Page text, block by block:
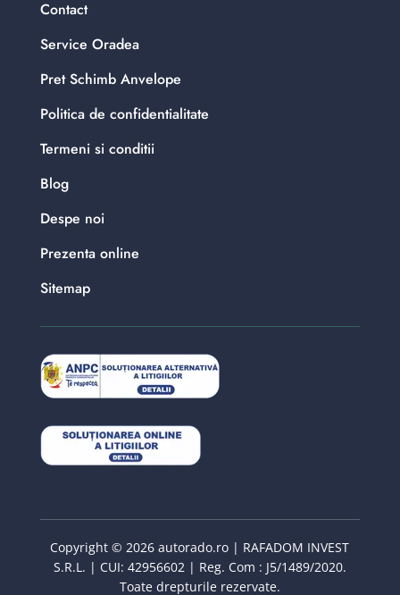
Contact
Service Oradea
Pret Schimb Anvelope
Politica de confidentialitate
Termeni si conditii
Blog
Despe noi
Prezenta online
Sitemap
Copyright © 2026 autorado.ro | RAFADOM INVEST
S.R.L. | CUI: 42956602 | Reg. Com : J5/1489/2020.
Toate drepturile rezervate.